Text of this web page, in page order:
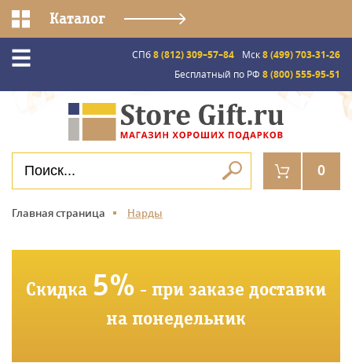
СПб8 (812) 309–57–84 Мск8 (499) 703-31-26
Бесплатный по РФ 8 (800) 555-95-51
0
Каталог
Главная страница Нарды
Скидка 5% - при заказе доставки
на понедельник